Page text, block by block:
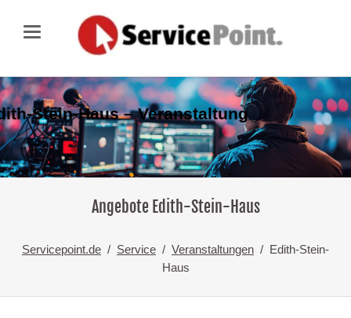
Stein-Haus – Veranstaltung
Angebote Edith-Stein-Haus
Servicepoint.de Service Veranstaltungen
Edith-Stein-
Haus